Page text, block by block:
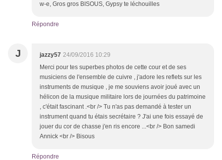
w-e, Gros gros BISOUS, Gypsy te léchouilles
Répondre
J jazzy57 24/09/2016 10:29
Merci pour tes superbes photos de cette cour et de ses
musiciens de l'ensemble de cuivre , j'adore les reflets sur les
instruments de musique , je me souviens avoir joué avec un
hélicon de la musique militaire lors de journées du patrimoine
, c'était fascinant .<br /> Tu n'as pas demandé à tester un
instrument quand tu étais secrétaire ? J'ai une fois essayé de
jouer du cor de chasse j'en ris encore ...<br /> Bon samedi
Annick <br /> Bisous
Répondre